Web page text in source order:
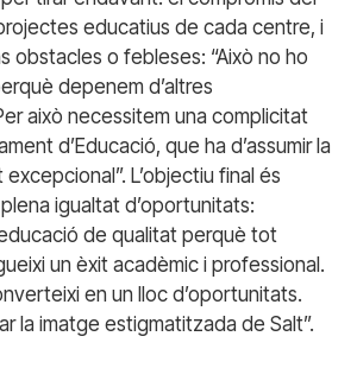
educatius de cada centre, i
obstacles o febleses: “Això no ho
depenem d’altres
això necessitem una complicitat
d’Educació, que ha d’assumir la
L’objectiu final és
plena igualtat d’oportunitats:
de qualitat perquè tot
un èxit acadèmic i professional.
en un lloc d’oportunitats.
la imatge estigmatitzada de Salt”.